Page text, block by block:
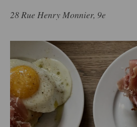
28 Rue Henry Monnier, 9e